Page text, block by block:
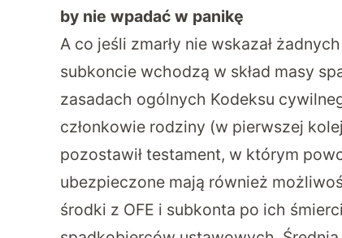
by nie wpadać w panikę
A co jeśli zmarły nie wskazał
subkoncie wchodzą w skład masy
zasadach ogólnych Kodeksu
członkowie rodziny (w pierwszej
pozostawił testament, w którym
ubezpieczone mają również
środki z OFE i subkonta po ich